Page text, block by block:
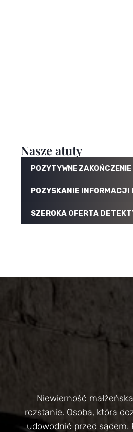
Nasze atuty
POZYTYWNE ZAKOŃCZENIE
POZYSKANIE INFORMACJI
SZEROKA OFERTA
Niewierność
rozstanie. Osoba, która
udowodnić przed sądem.